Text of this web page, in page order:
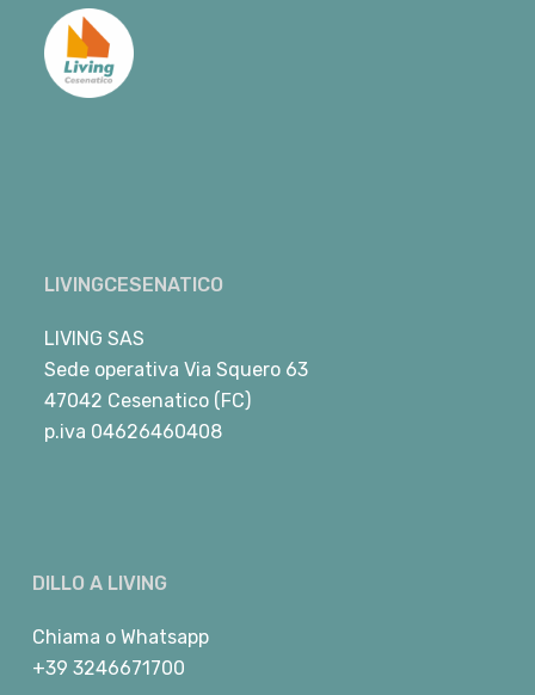
LIVINGCESENATICO
LIVING SAS
Sede operativa Via Squero 63
47042 Cesenatico (FC)
p.iva 04626460408
DILLO A LIVING
Chiama o Whatsapp
+39 3246671700